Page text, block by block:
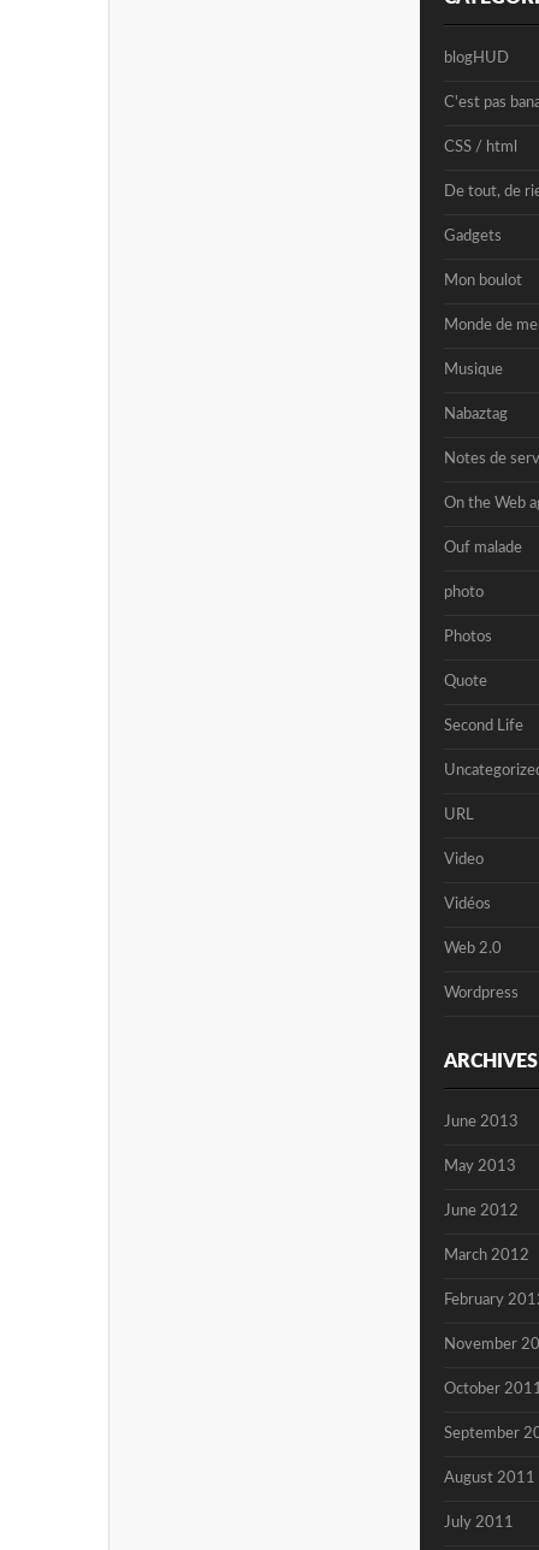
blogHUD
C'est pas
CSS / html
De tout, de
Gadgets
Mon boulot
Monde de
Musique
Nabaztag
Notes de
On the Web
Ouf malade
photo
Photos
Quote
Second Life
URL
Video
Vidéos
Web 2.0
Wordpress
ARCHIVES
June 2013
May 2013
June 2012
March 2012
February
November
October
September
August 2011
July 2011